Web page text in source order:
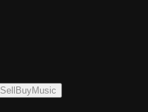
SellBuyMusic